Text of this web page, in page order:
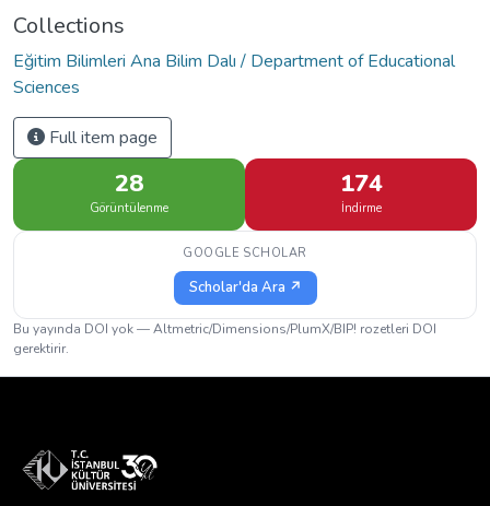
Collections
Eğitim Bilimleri Ana Bilim Dalı / Department of Educational
Sciences
Full item page
28
Görüntülenme
174
İndirme
GOOGLE SCHOLAR
Scholar'da Ara ↗
Bu yayında DOI yok — Altmetric/Dimensions/PlumX/BIP! rozetleri DOI
gerektirir.